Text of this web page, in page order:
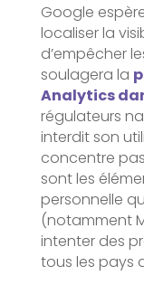
Google
localiser la
d’empêcher
soulagera la
Analytics
régulateurs
interdit son
concentre pas
sont les
personnelle
(notamment
intenter des
tous les pays